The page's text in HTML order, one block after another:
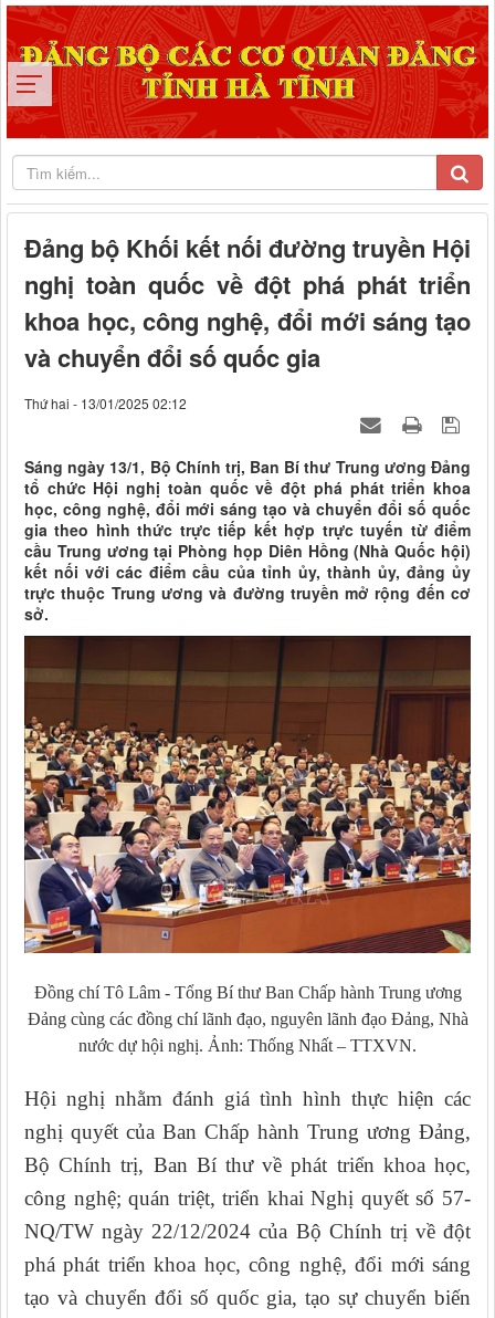
Đảng bộ Khối kết nối đường truyền Hội
nghị toàn quốc về đột phá phát triển
khoa học, công nghệ, đổi mới sáng tạo
và chuyển đổi số quốc gia
Thứ hai - 13/01/2025 02:12
Sáng ngày 13/1, Bộ Chính trị, Ban Bí thư Trung ương Đảng
tổ chức Hội nghị toàn quốc về đột phá phát triển khoa
học, công nghệ, đổi mới sáng tạo và chuyển đổi số quốc
gia theo hình thức trực tiếp kết hợp trực tuyến từ điểm
cầu Trung ương tại Phòng họp Diên Hồng (Nhà Quốc hội)
kết nối với các điểm cầu của tỉnh ủy, thành ủy, đảng ủy
trực thuộc Trung ương và đường truyền mở rộng đến cơ
sở.
Đồng chí Tô Lâm - Tổng Bí thư Ban Chấp hành Trung ương
Đảng cùng các đồng chí lãnh đạo, nguyên lãnh đạo Đảng, Nhà
nước dự hội nghị. Ảnh: Thống Nhất – TTXVN.
Hội nghị nhằm đánh giá tình hình thực hiện các
nghị quyết của Ban Chấp hành Trung ương Đảng,
Bộ Chính trị, Ban Bí thư về phát triển khoa học,
công nghệ; quán triệt, triển khai Nghị quyết số 57-
NQ/TW ngày 22/12/2024 của Bộ Chính trị về đột
phá phát triển khoa học, công nghệ, đổi mới sáng
tạo và chuyển đổi số quốc gia, tạo sự chuyển biến